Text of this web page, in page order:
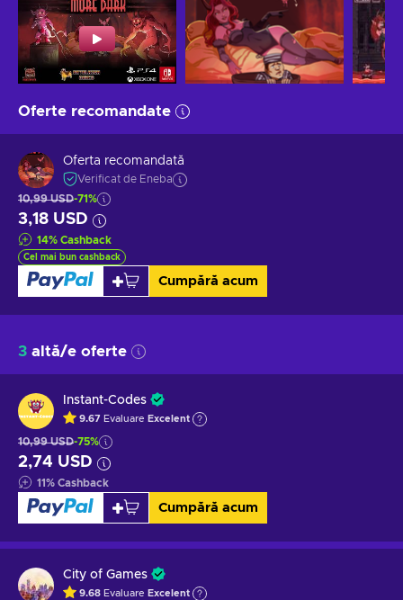
Oferte recomandate
Oferta recomandată
Verificat de Eneba
10,99 USD-71%
3,18 USD
14% Cashback
Cel mai bun cashback
Cumpără acum
3 altă/e oferte
Instant-Codes
9.67 Evaluare Excelent
10,99 USD-75%
2,74 USD
11% Cashback
Cumpără acum
City of Games
9.68 Evaluare Excelent